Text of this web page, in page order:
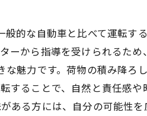
的な自動車と比べて運転す
ーから指導を受けられるため
魅力です。荷物の積み降ろ
ることで、自然と責任感や
ある方には、自分の可能性